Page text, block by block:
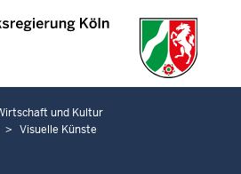
zum Inhalt
HAUPTMENÜ
und Kultur
Visuelle Künste